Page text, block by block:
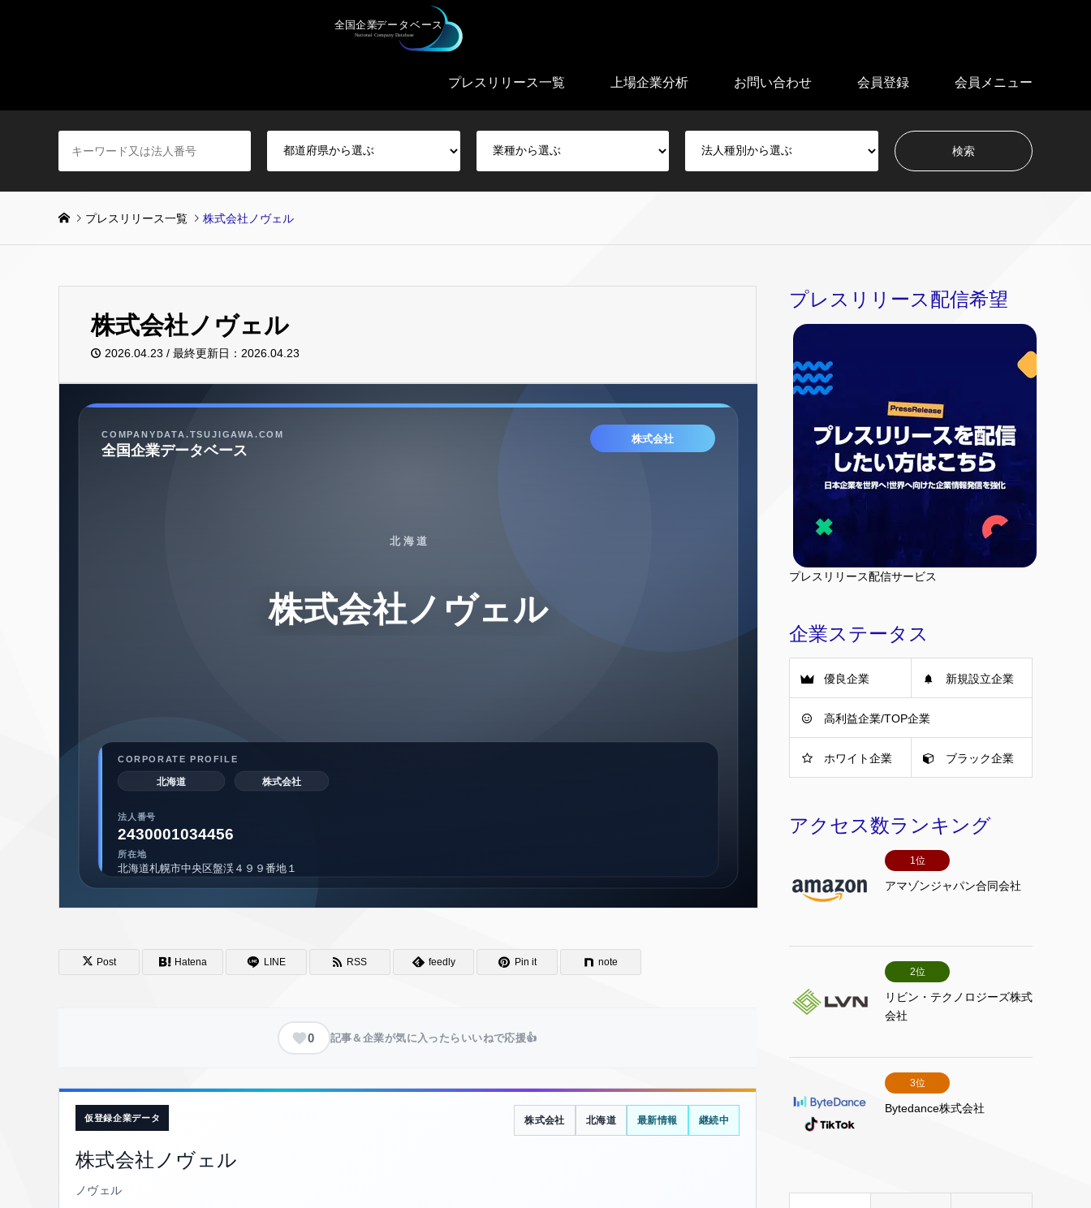
プレスリリース一覧 上場企業分析 お問い合わせ 会員登録 会員メニュー
プレスリリース一覧 株式会社ノヴェル
株式会社ノヴェル
2026.04.23 / 最終更新日：2026.04.23
Post Hatena LINE RSS feedly Pin it note
0 記事＆企業が気に入ったらいいねで応援👍
仮登録企業データ
株式会社ノヴェル
ノヴェル
株式会社 北海道 最新情報 継続中
プレスリリース配信希望
プレスリリース配信サービス
企業ステータス
優良企業 新規設立企業
高利益企業/TOP企業
ホワイト企業 ブラック企業
アクセス数ランキング
1位
アマゾンジャパン合同会社
2位
リビン・テクノロジーズ株式
会社
3位
Bytedance株式会社